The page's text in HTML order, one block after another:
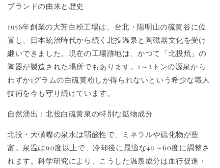
ブランドの由来と歴史
1956年創業の大芳白粉工場は、台北・陽明山の硫黄谷に位
置し、日本統治時代から続く北投温泉と陶磁器文化を受け
継いできました。現在の工場跡地は、かつて「北投焼」の
陶器が製造された場所でもあります。1～2トンの源泉から
わずか1グラムの白硫黄粉しか得られないという希少な職人
技術を今も守り続けています。
自然湧出：北投白硫黄泉の特別な鉱物成分
北投・大磺嘴の泉水は弱酸性で、ミネラルや硫化物が豊
富。泉温は90度以上で、冷却後に最適な40～60度に調整さ
れます。科学研究により、こうした温泉成分は血行促進・